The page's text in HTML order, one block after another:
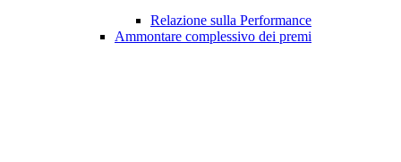
Relazione sulla Performance
Ammontare complessivo dei premi